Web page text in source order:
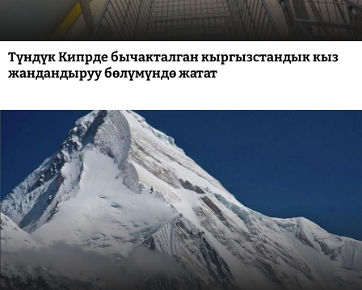
Түндүк Кипрде бычакталган кыргызстандык кыз
жандандыруу бөлүмүндө жатат